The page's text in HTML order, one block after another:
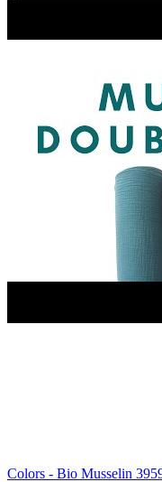
Colors - Bio Musselin